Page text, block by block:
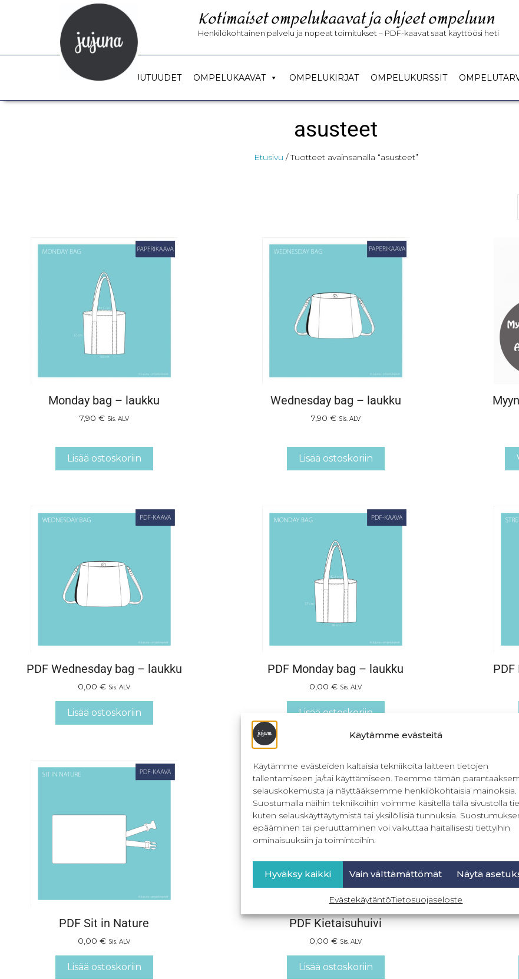
Käytämme evästeitä
Käytämme evästeiden kaltaisia tekniikoita laitteen tietojen
tallentamiseen ja/tai käyttämiseen. Teemme tämän
selauskokemusta ja näyttääksemme henkilökohtaisia mainoksia.
Suostumalla näihin tekniikoihin voimme käsitellä tällä sivustolla
kuten selauskäyttäytymistä tai yksilöllisiä tunnuksia.
epääminen tai peruuttaminen voi vaikuttaa haitallisesti tiettyihin
ominaisuuksiin ja toimintoihin.
Hyväksy kaikki Vain välttämättömät Näytä
EvästekäytäntöTietosuojaseloste
Kotimaiset ompelukaavat ja ohjeet ompeluun
Henkilökohtainen palvelu ja nopeat toimitukset – PDF-kaavat saat käyttöösi heti
UUTUUDET OMPELUKAAVAT OMPELUKIRJAT OMPELUKURSSIT
asusteet
Etusivu / Tuotteet avainsanalla “asusteet”
Monday bag – laukku
7,90 € Sis. ALV
Lisää ostoskoriin
Wednesday bag – laukku
7,90 € Sis. ALV
Lisää ostoskoriin
PDF Wednesday bag – laukku
0,00€ Sis. ALV
Lisää ostoskoriin
PDF Monday bag – laukku
0,00€ Sis. ALV
Lisää ostoskoriin
PDF Sit in Nature
0,00€ Sis. ALV
Lisää ostoskoriin
PDF Kietaisuhuivi
0,00€ Sis. ALV
Lisää ostoskoriin